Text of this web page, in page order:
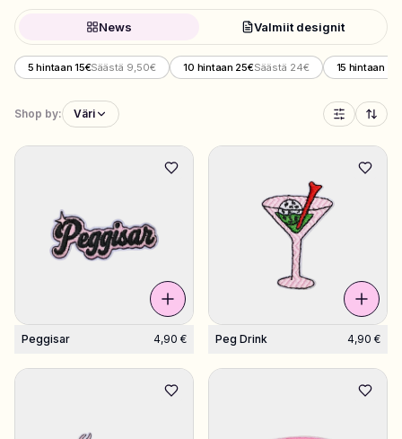
Luo Asusteet
Puhelinkuoret, laukut, laptopit & muuta
Valitse ja yhdistele – satoja uniikkeja stick-ons
Suunnittele Koruja
Kaulakorut, rannekorut, bag chains & muuta
Osta Charms
News Valmiit designit
5 hintaan 15€Säästä 9,50€ 10 hintaan 25€Säästä 24€ 15 hintaan
5 hintaan 15€
Shop by: Väri
Peggisar 4,90 € Peg Drink 4,90 €